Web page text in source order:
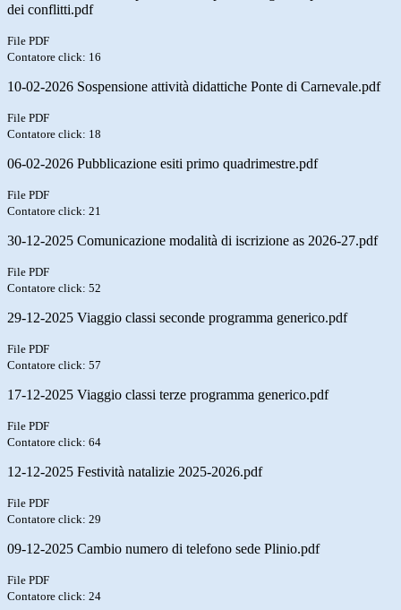
dei conflitti.pdf
File PDF
Contatore click: 16
10-02-2026 Sospensione attività didattiche Ponte di Carnevale.pdf
File PDF
Contatore click: 18
06-02-2026 Pubblicazione esiti primo quadrimestre.pdf
File PDF
Contatore click: 21
30-12-2025 Comunicazione modalità di iscrizione as 2026-27.pdf
File PDF
Contatore click: 52
29-12-2025 Viaggio classi seconde programma generico.pdf
File PDF
Contatore click: 57
17-12-2025 Viaggio classi terze programma generico.pdf
File PDF
Contatore click: 64
12-12-2025 Festività natalizie 2025-2026.pdf
File PDF
Contatore click: 29
09-12-2025 Cambio numero di telefono sede Plinio.pdf
File PDF
Contatore click: 24